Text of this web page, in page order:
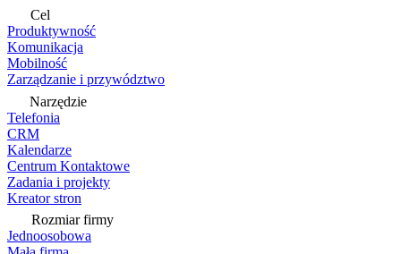
Cel
Produktywność
Komunikacja
Mobilność
Zarządzanie i przywództwo
Narzędzie
Telefonia
CRM
Kalendarze
Centrum Kontaktowe
Zadania i projekty
Kreator stron
Rozmiar firmy
Jednoosobowa